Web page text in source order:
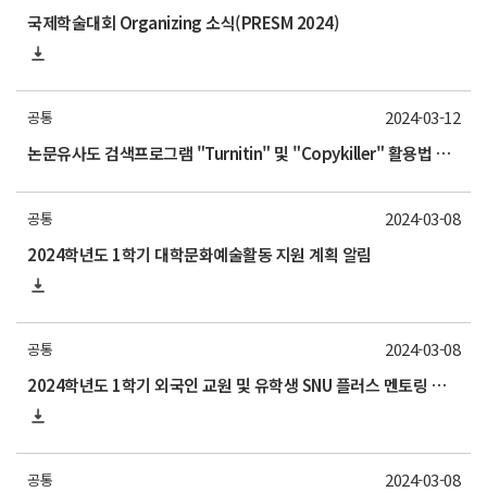
국제학술대회 Organizing 소식(PRESM 2024)
공통
논문유사도 검색프로그램 "Turnitin" 및 "Copykiller" 활용법 교육 안내
2024-03-12
공통
2024학년도 1학기 대학문화예술활동 지원 계획 알림
2024-03-08
공통
2024학년도 1학기 외국인 교원 및 유학생 SNU 플러스 멘토링 프로그램 안내
2024-03-08
공통 2024-03-08